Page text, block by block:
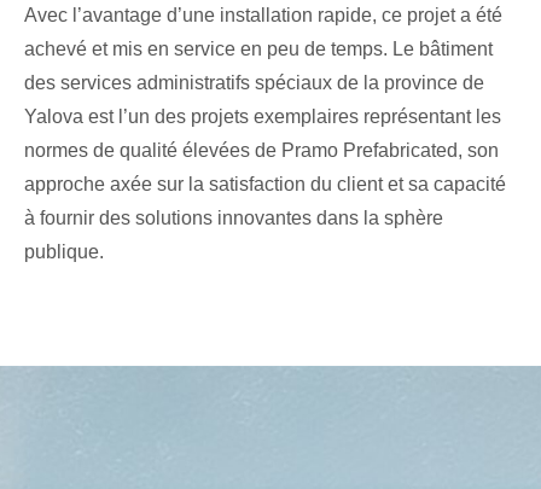
Avec l’avantage d’une installation rapide, ce projet a été
achevé et mis en service en peu de temps. Le bâtiment
des services administratifs spéciaux de la province de
Yalova est l’un des projets exemplaires représentant les
normes de qualité élevées de Pramo Prefabricated, son
approche axée sur la satisfaction du client et sa capacité
à fournir des solutions innovantes dans la sphère
publique.